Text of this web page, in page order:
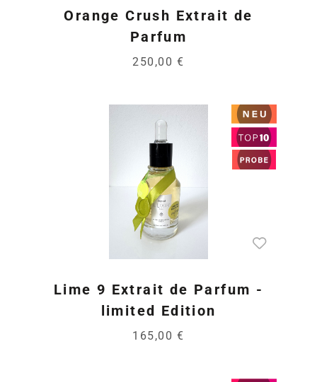
Orange Crush Extrait de
Parfum
250,00 €
Lime 9 Extrait de Parfum -
limited Edition
165,00 €